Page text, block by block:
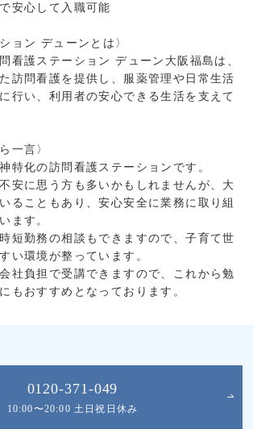
安心して入職可能
ョン デューンとは〉
看護ステーション デューン大阪福島は、
訪問看護を提供し、服薬管理や日常生活
行い、利用者の安心できる生活を支えて
一言〉
特化の訪問看護ステーションです。
安に思う方も多いかもしれませんが、大
ることもあり、安心安全に業務に取り組
ます。
短勤務の相談もできますので、子育て世
い環境が整っています。
社負担で受講できますので、これから勉
もおすすめとなっております。
0120-371-049
10:00〜20:00 土日祝日休み